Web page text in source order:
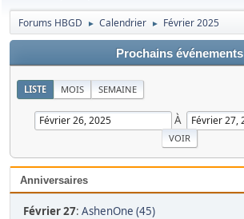
Forums HBGD ► Calendrier ► Février 2025
Prochains événements
LISTE MOIS SEMAINE
À
Anniversaires
Février 27: AshenOne (45)